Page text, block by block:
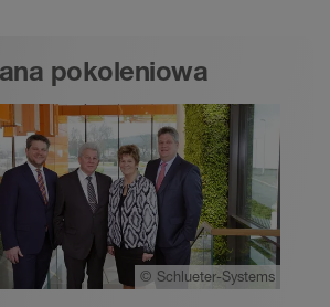
pokoleniowa
© Schlueter-Systems